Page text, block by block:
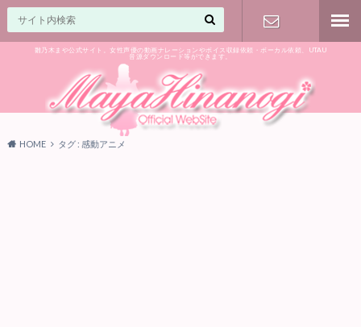
雛乃木まや公式サイト。女性声優の動画ナレーションやボイス収録依頼・ボーカル依頼、UTAU
音源ダウンロード等ができます。
気軽に♪
HOME タグ : 感動アニメ